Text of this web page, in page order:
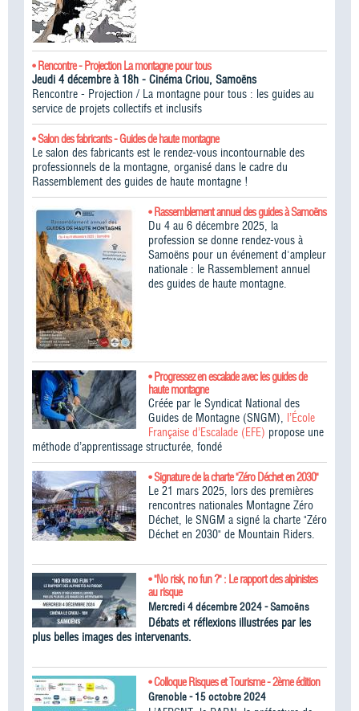
• Rencontre - Projection La montagne pour tous
Jeudi 4 décembre à 18h - Cinéma Criou, Samoëns
Rencontre - Projection / La montagne pour tous : les guides au
service de projets collectifs et inclusifs
• Salon des fabricants - Guides de haute montagne
Le salon des fabricants est le rendez-vous incontournable des
professionnels de la montagne, organisé dans le cadre du
Rassemblement des guides de haute montagne !​
• Rassemblement annuel des guides à Samoëns
Du 4 au 6 décembre 2025, la
profession se donne rendez-vous à
Samoëns pour un événement d'ampleur
nationale : le Rassemblement annuel
des guides de haute montagne.
• Progressez en escalade avec les guides de
haute montagne
Créée par le Syndicat National des
Guides de Montagne (SNGM), l’École
Française d’Escalade (EFE) propose une
méthode d’apprentissage structurée, fondé
• Signature de la charte "Zéro Déchet en 2030"
Le 21 mars 2025, lors des premières
rencontres nationales Montagne Zéro
Déchet, le SNGM a signé la charte "Zéro
Déchet en 2030" de Mountain Riders.
• "No risk, no fun ?" : Le rapport des alpinistes
au risque
Mercredi 4 décembre 2024 - Samoëns
Débats et réflexions illustrées par les
plus belles images des intervenants.
• Colloque Risques et Tourisme - 2ème édition
Grenoble - 15 octobre 2024